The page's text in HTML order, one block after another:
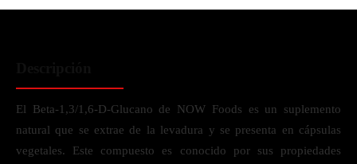
El Beta-1,3/1,6-D-Glucano de NOW Foods es un suplemento
natural que se extrae de la levadura y se presenta en cápsulas
vegetales. Este compuesto es conocido por sus propiedades